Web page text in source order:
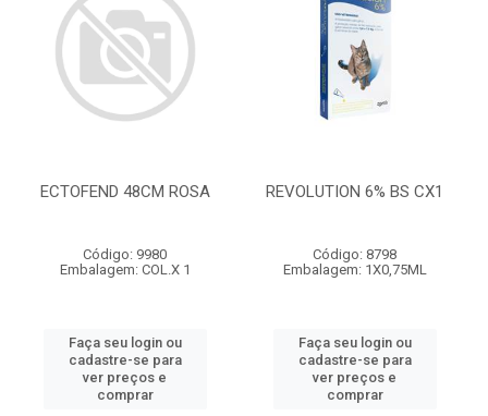
ECTOFEND 48CM ROSA
Código: 9980
Embalagem: COL.X 1
Faça seu login ou
cadastre-se para
ver preços e
comprar
REVOLUTION 6% BS CX1
Código: 8798
Embalagem: 1X0,75ML
Faça seu login ou
cadastre-se para
ver preços e
comprar